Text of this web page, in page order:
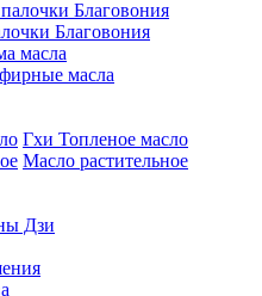
Благовония
масла
масла
Гхи Топленое масло
Масло растительное
Дзи